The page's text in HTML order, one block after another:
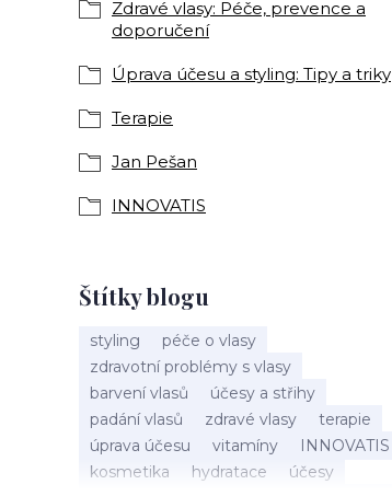
Zdravé vlasy: Péče, prevence a
doporučení
Úprava účesu a styling: Tipy a triky
Terapie
Jan Pešan
INNOVATIS
Štítky blogu
styling
péče o vlasy
zdravotní problémy s vlasy
barvení vlasů
účesy a střihy
padání vlasů
zdravé vlasy
terapie
úprava účesu
vitamíny
INNOVATIS
kosmetika
hydratace
účesy